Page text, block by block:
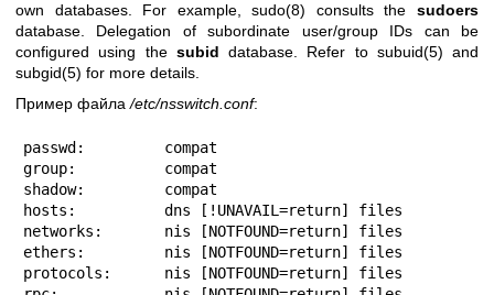
own databases. For example,sudo(8) consults thesudoers
database. Delegation of subordinate user/group IDs can be
configured using the subid database. Refer to subuid(5) and
subgid(5) for more details.
Пример файла/etc/nsswitch.conf:
passwd:         compat
group:          compat
shadow:         compat
hosts:          dns [!UNAVAIL=return] files
networks:       nis [NOTFOUND=return] files
ethers:         nis [NOTFOUND=return] files
protocols:      nis [NOTFOUND=return] files